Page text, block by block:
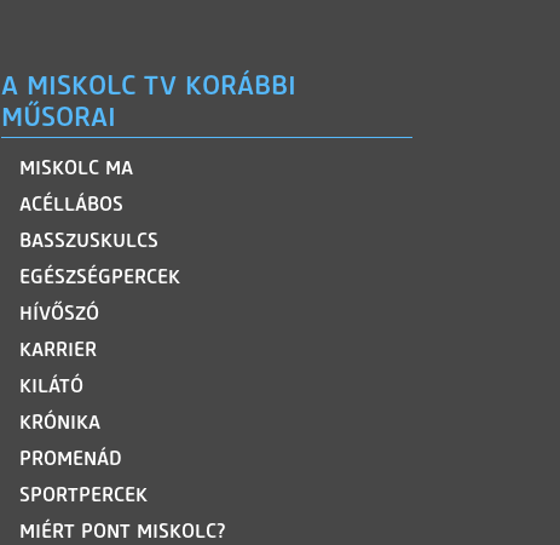
A MISKOLC TV KORÁBBI
MŰSORAI
MISKOLC MA
ACÉLLÁBOS
BASSZUSKULCS
EGÉSZSÉGPERCEK
HÍVŐSZÓ
KARRIER
KILÁTÓ
KRÓNIKA
PROMENÁD
SPORTPERCEK
MIÉRT PONT MISKOLC?